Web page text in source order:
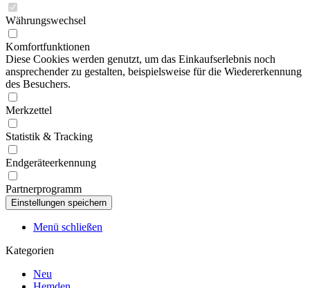
Währungswechsel
Komfortfunktionen
Diese Cookies werden genutzt, um das Einkaufserlebnis noch
ansprechender zu gestalten, beispielsweise für die Wiedererkennung
des Besuchers.
Merkzettel
Statistik & Tracking
Endgeräteerkennung
Partnerprogramm
Menü schließen
Kategorien
Neu